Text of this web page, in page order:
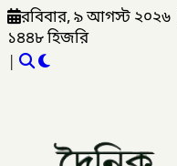
রবিবার, ৯ আগস্ট ২০২৬
১৪৪৮ হিজরি
|